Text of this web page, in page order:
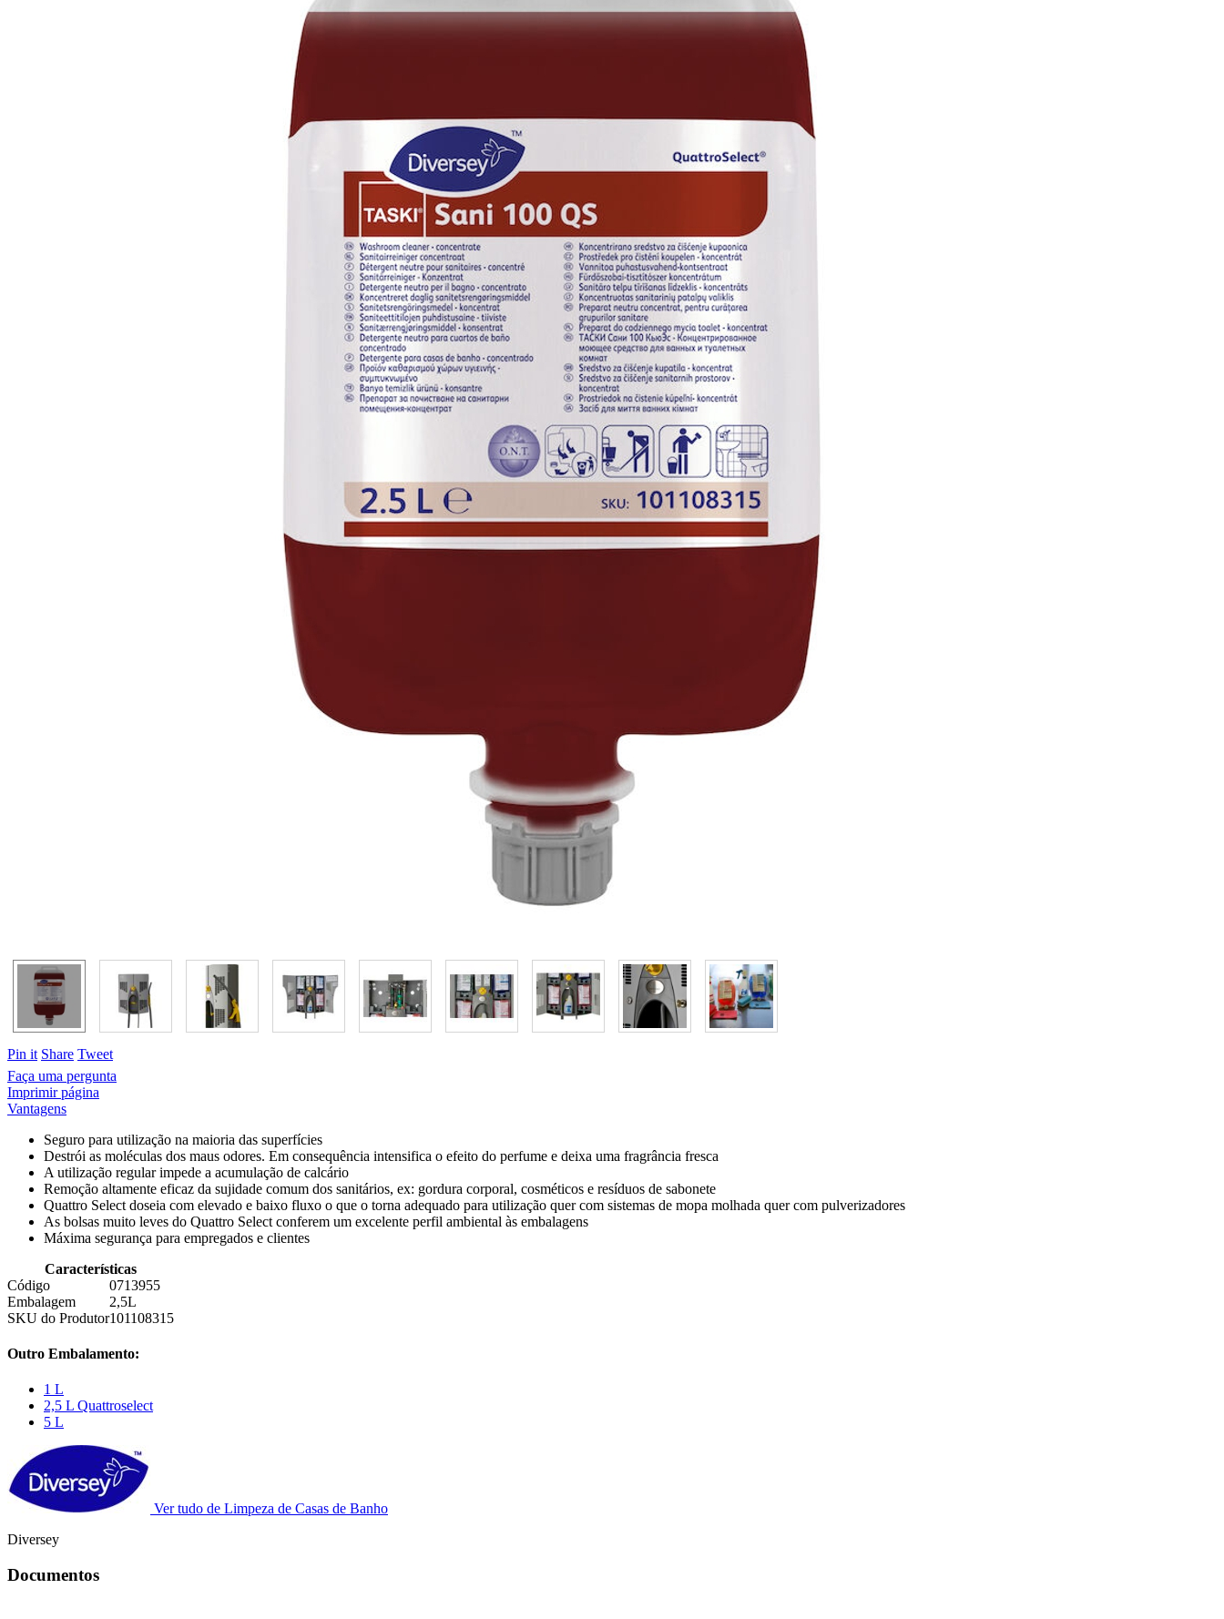
Pin it Share Tweet
Faça uma pergunta
Imprimir página
Vantagens
Seguro para utilização na maioria das superfícies
Destrói as moléculas dos maus odores. Em consequência intensifica o efeito do perfume e deixa uma fragrância fresca
A utilização regular impede a acumulação de calcário
Remoção altamente eficaz da sujidade comum dos sanitários, ex: gordura corporal, cosméticos e resíduos de sabonete
Quattro Select doseia com elevado e baixo fluxo o que o torna adequado para utilização quer com sistemas de mopa molhada quer com pulverizadores
As bolsas muito leves do Quattro Select conferem um excelente perfil ambiental às embalagens
Máxima segurança para empregados e clientes
Características
Código
0713955
Embalagem
2,5L
SKU do Produtor101108315
Outro Embalamento:
1 L
2,5 L Quattroselect
5 L
Ver tudo de Limpeza de Casas de Banho
Diversey
Documentos